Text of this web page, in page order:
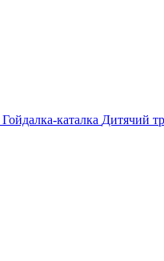
Гойдалка-каталка Дитячий